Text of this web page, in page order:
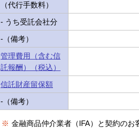
（代行手数料）
- うち受託会社分
-（備考）
管理費用（含む信
託報酬）（税込）
信託財産留保額
-（備考）
※ 金融商品仲介業者（IFA）と契約のお